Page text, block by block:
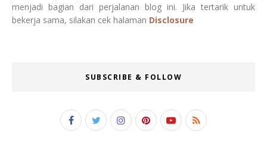
menjadi bagian dari perjalanan blog ini. Jika tertarik untuk
bekerja sama, silakan cek halaman Disclosure
SUBSCRIBE & FOLLOW